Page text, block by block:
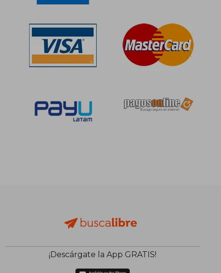
¡Descárgate la App GRATIS!